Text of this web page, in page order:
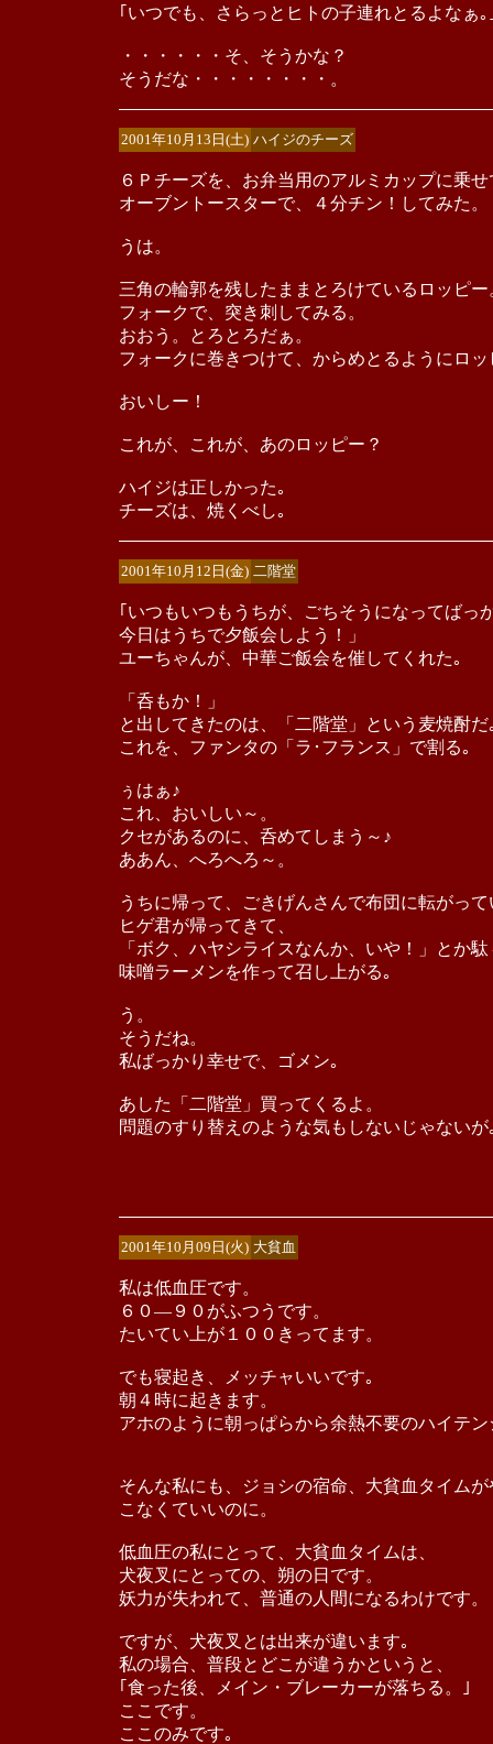
｢いつでも、さらっとヒトの子連れとるよなぁ｡
・・・・・・そ、そうかな？
そうだな・・・・・・・・。
2001年10月13日(土) ハイジのチーズ
６Ｐチーズを、お弁当用のアルミカップに乗せ
オーブントースターで、４分チン！してみた。
うは。
三角の輪郭を残したままとろけているロッピー
フォークで、突き刺してみる。
おおう。とろとろだぁ。
フォークに巻きつけて、からめとるようにロ
おいしー！
これが、これが、あのロッピー？
ハイジは正しかった｡
チーズは、焼くべし｡
2001年10月12日(金) 二階堂
｢いつもいつもうちが、ごちそうになってばっ
今日はうちで夕飯会しよう！」
ユーちゃんが、中華ご飯会を催してくれた｡
「呑もか！」
と出してきたのは、「二階堂」という麦焼酎だ
これを、ファンタの「ラ･フランス」で割る｡
ぅはぁ♪
これ、おいしい～。
クセがあるのに、呑めてしまう～♪
ああん、へろへろ～。
うちに帰って、ごきげんさんで布団に転がっ
ヒゲ君が帰ってきて、
「ボク、ハヤシライスなんか、いや！」とか
味噌ラーメンを作って召し上がる｡
う。
そうだね。
私ばっかり幸せで、ゴメン｡
あした「二階堂」買ってくるよ。
問題のすり替えのような気もしないじゃないが
2001年10月09日(火) 大貧血
私は低血圧です。
６０―９０がふつうです。
たいてい上が１００きってます。
でも寝起き、メッチャいいです｡
朝４時に起きます。
アホのように朝っぱらから余熱不要のハイテン
そんな私にも、ジョシの宿命、大貧血タイム
こなくていいのに。
低血圧の私にとって、大貧血タイムは、
犬夜叉にとっての、朔の日です。
妖力が失われて、普通の人間になるわけです。
ですが、犬夜叉とは出来が違います｡
私の場合、普段とどこが違うかというと、
｢食った後、メイン・ブレーカーが落ちる。｣
ここです。
ここのみです｡